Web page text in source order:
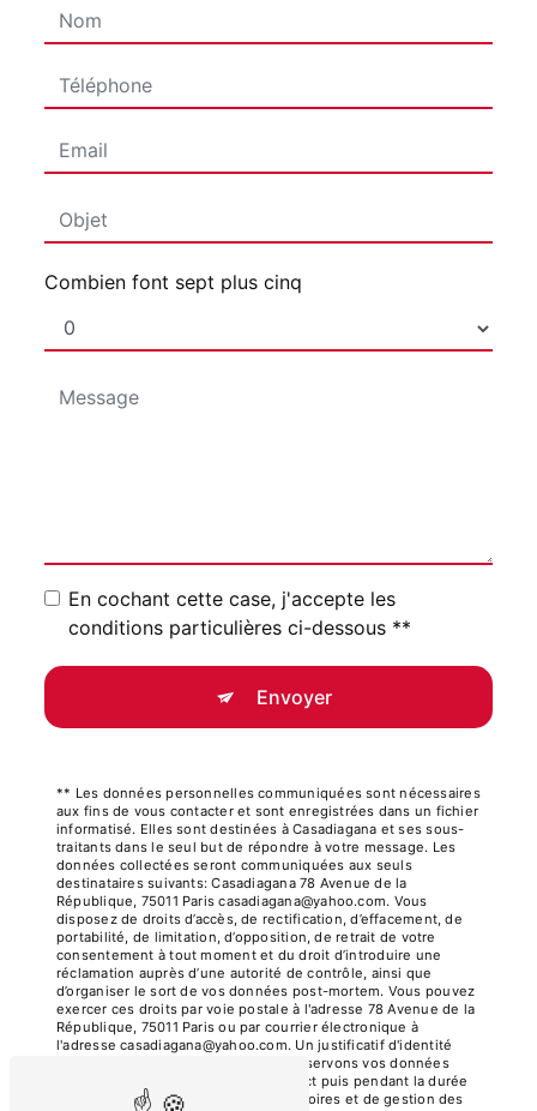
Combien font sept plus cinq
En cochant cette case, j'accepte les
conditions particulières ci-dessous **
Envoyer
** Les données personnelles communiquées sont nécessaires
aux fins de vous contacter et sont enregistrées dans un fichier
informatisé. Elles sont destinées à Casadiagana et ses sous-
traitants dans le seul but de répondre à votre message. Les
données collectées seront communiquées aux seuls
destinataires suivants: Casadiagana 78 Avenue de la
République, 75011 Paris casadiagana@yahoo.com. Vous
disposez de droits d’accès, de rectification, d’effacement, de
portabilité, de limitation, d’opposition, de retrait de votre
consentement à tout moment et du droit d’introduire une
réclamation auprès d’une autorité de contrôle, ainsi que
d’organiser le sort de vos données post-mortem. Vous pouvez
exercer ces droits par voie postale à l'adresse 78 Avenue de la
République, 75011 Paris ou par courrier électronique à
l'adresse casadiagana@yahoo.com. Un justificatif d'identité
pourra vous être demandé. Nous conservons vos données
pendant la période de prise de contact puis pendant la durée
de prescription légale aux fins probatoires et de gestion des